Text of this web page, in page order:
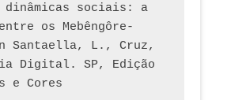
sociais: a
os Mebêngôre-
Santaella, L., Cruz,
Digital. SP, Edição
e Cores